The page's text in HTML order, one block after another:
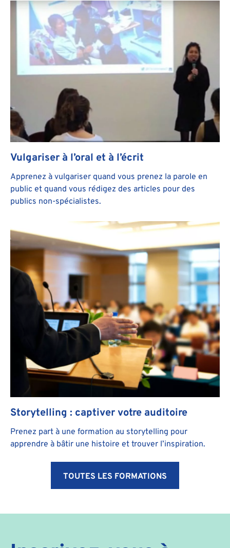
Vulgariser à l’oral et à l’écrit
Apprenez à vulgariser quand vous prenez la parole en
public et quand vous rédigez des articles pour des
publics non-spécialistes.
Storytelling : captiver votre auditoire
Prenez part à une formation au storytelling pour
apprendre à bâtir une histoire et trouver l’inspiration.
TOUTES LES FORMATIONS